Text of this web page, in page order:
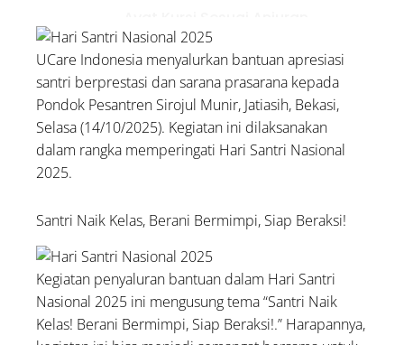
Rasulullah
Bolehkah Menggunakan
Zakat untuk Biaya
Pengobatan Orang Sakit?
Kumpulan Doa untuk
UCare Indonesia menyalurkan bantuan apresiasi
santri berprestasi dan sarana prasarana kepada
Pondok Pesantren Sirojul Munir, Jatiasih, Bekasi,
Selasa (14/10/2025). Kegiatan ini dilaksanakan
dalam rangka memperingati Hari Santri Nasional
2025.
Santri Naik Kelas, Berani Bermimpi, Siap Beraksi!
Kegiatan penyaluran bantuan dalam Hari Santri
Nasional 2025 ini mengusung tema “Santri Naik
Kelas! Berani Bermimpi, Siap Beraksi!.” Harapannya,